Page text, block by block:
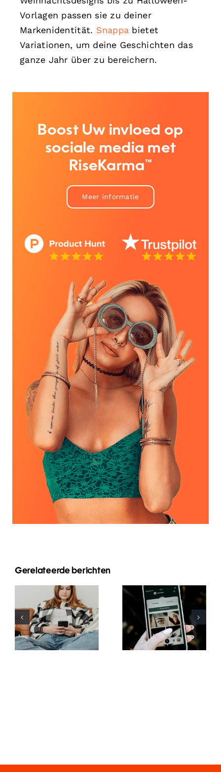
Vorlagen passen sie zu deiner
Markenidentität. Snappa bietet
Variationen, um deine Geschichten das
ganze Jahr über zu bereichern.
Boost Uw invloed op
sociale media met
RiseKarma™
Meer informatie
Gerelateerde berichten
Innovative
Strategien
zur
Steigerung
der
Sichtbarkeit
von
Praktiken für
die Nutzung
von
Augmented-
Reality-
Filtern in